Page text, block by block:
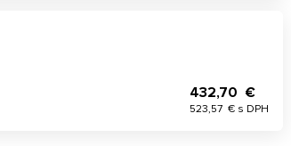
432,70 €
523,57 € s DPH